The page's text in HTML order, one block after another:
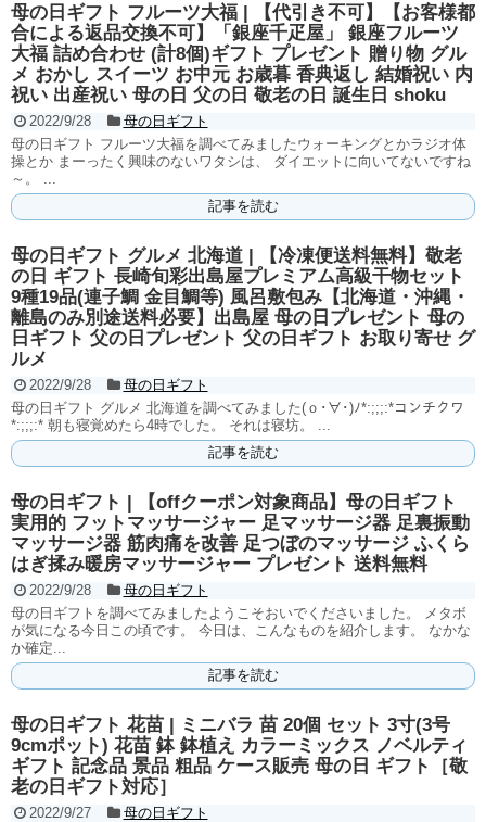
母の日ギフト フルーツ大福 | 【代引き不可】【お客様都
合による返品交換不可】「銀座千疋屋」 銀座フルーツ
大福 詰め合わせ (計8個)ギフト プレゼント 贈り物 グル
メ おかし スイーツ お中元 お歳暮 香典返し 結婚祝い 内
祝い 出産祝い 母の日 父の日 敬老の日 誕生日 shoku
2022/9/28
母の日ギフト
母の日ギフト フルーツ大福を調べてみましたウォーキングとかラジオ体
操とか まーったく興味のないワタシは、 ダイエットに向いてないですね
～。 ...
記事を読む
母の日ギフト グルメ 北海道 | 【冷凍便送料無料】敬老
の日 ギフト 長崎旬彩出島屋プレミアム高級干物セット
9種19品(連子鯛 金目鯛等) 風呂敷包み【北海道・沖縄・
離島のみ別途送料必要】出島屋 母の日プレゼント 母の
日ギフト 父の日プレゼント 父の日ギフト お取り寄せ グ
ルメ
2022/9/28
母の日ギフト
母の日ギフト グルメ 北海道を調べてみました(ｏ･∀･)ﾉ*:;;;:*コンチクワ
*:;;;:* 朝も寝覚めたら4時でした。 それは寝坊。 ...
記事を読む
母の日ギフト | 【offクーポン対象商品】母の日ギフト
実用的 フットマッサージャー 足マッサージ器 足裏振動
マッサージ器 筋肉痛を改善 足つぼのマッサージ ふくら
はぎ揉み暖房マッサージャー プレゼント 送料無料
2022/9/28
母の日ギフト
母の日ギフトを調べてみましたようこそおいでくださいました。 メタボ
が気になる今日この頃です。 今日は、こんなものを紹介します。 なかな
か確定...
記事を読む
母の日ギフト 花苗 | ミニバラ 苗 20個 セット 3寸(3号
9cmポット) 花苗 鉢 鉢植え カラーミックス ノベルティ
ギフト 記念品 景品 粗品 ケース販売 母の日 ギフト［敬
老の日ギフト対応］
2022/9/27 母の日ギフト